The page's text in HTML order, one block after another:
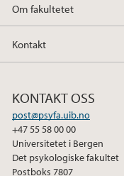
Om fakultetet
Kontakt
KONTAKT OSS
post@psyfa.uib.no
+47 55 58 00 00
Universitetet i Bergen
Det psykologiske fakultet
Postboks 7807